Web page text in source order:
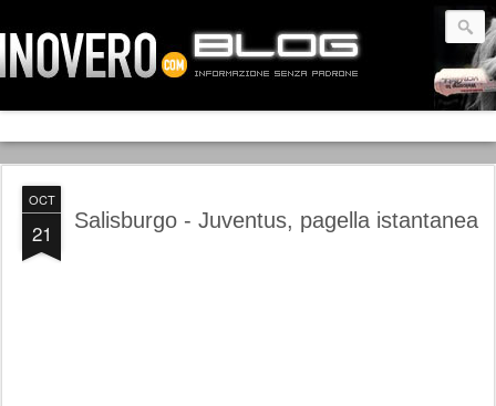
OCT
21 Salisburgo - Juventus, pagella istantanea